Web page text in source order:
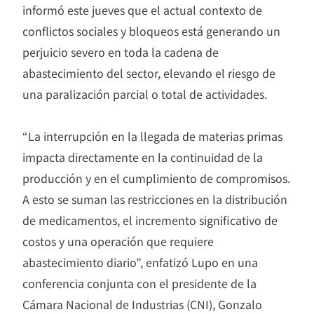
informó este jueves que el actual contexto de
conflictos sociales y bloqueos está generando un
perjuicio severo en toda la cadena de
abastecimiento del sector, elevando el riesgo de
una paralización parcial o total de actividades.
“La interrupción en la llegada de materias primas
impacta directamente en la continuidad de la
producción y en el cumplimiento de compromisos.
A esto se suman las restricciones en la distribución
de medicamentos, el incremento significativo de
costos y una operación que requiere
abastecimiento diario”, enfatizó Lupo en una
conferencia conjunta con el presidente de la
Cámara Nacional de Industrias (CNI), Gonzalo